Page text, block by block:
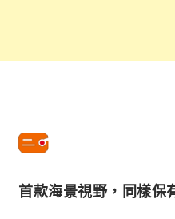
首款海景視野，同樣保